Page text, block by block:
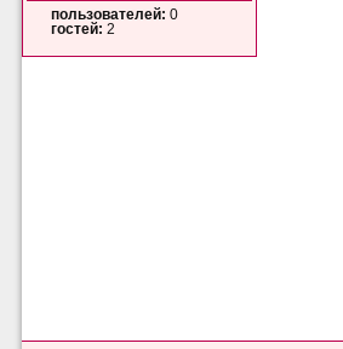
пользователей: 0
гостей: 2